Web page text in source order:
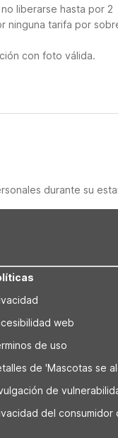
liberarse hasta por 2
ninguna tarifa por
con foto válida.
durante su
web
de uso
de 'Mascotas se
de
del consumidor